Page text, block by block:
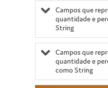
Campos que
quantidade e
String
Campos que
quantidade e
como String